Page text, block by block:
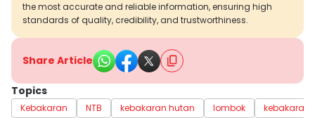
the most accurate and reliable information, ensuring high
standards of quality, credibility, and trustworthiness.
Share Article
Topics
Kebakaran NTB kebakaran hutan lombok
kebakaran